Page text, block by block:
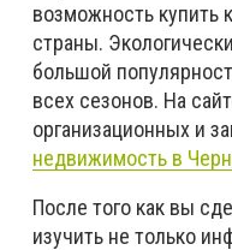
возможность купить
страны.
большой
всех сезонов. На
организационных и
недвижимость в
После того как вы
изучить не только